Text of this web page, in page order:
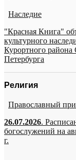
Наследие
"Красная Книга"
культурного
Курортного района
Петербурга
Религия
Православный
26.07.2026.
богослужений на
г.